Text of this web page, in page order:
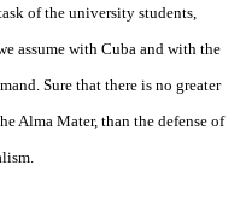
of the university students,
assume with Cuba and with the
Sure that there is no greater
Alma Mater, than the defense of